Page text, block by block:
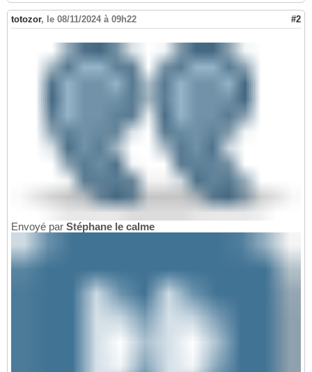
totozor, le 08/11/2024 à 09h22 #2
Envoyé par Stéphane le calme